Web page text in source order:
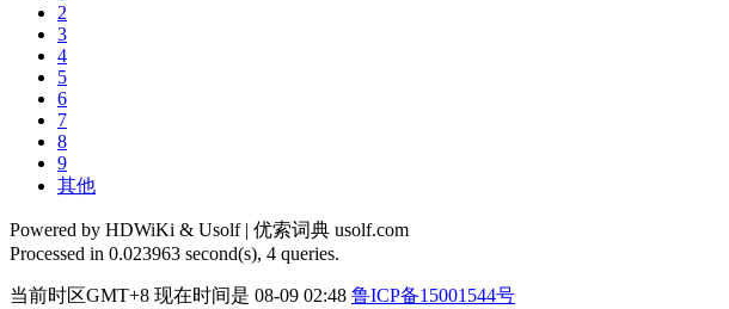
2
3
4
5
6
7
8
9
其他
Powered by HDWiKi & Usolf | 优索词典 usolf.com
Processed in 0.023963 second(s), 4 queries.
当前时区GMT+8 现在时间是 08-09 02:48 鲁ICP备15001544号